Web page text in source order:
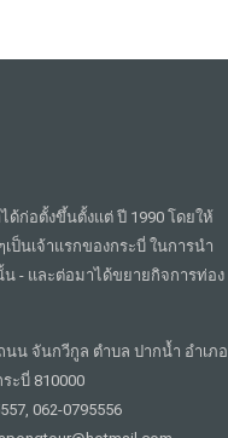
ด้ก่อตั้งขึ้นตั้งแต่ ปี 1990 โดยให้
ป็นเจ้าแรกของกระบี่ ในการนำ
น - และต่อมาได้ขยายกิจการท่อง
นน จันกวีกูล ตำบล ปากน้ำ อำเภอ
ะบี่ 810000
062-0795556